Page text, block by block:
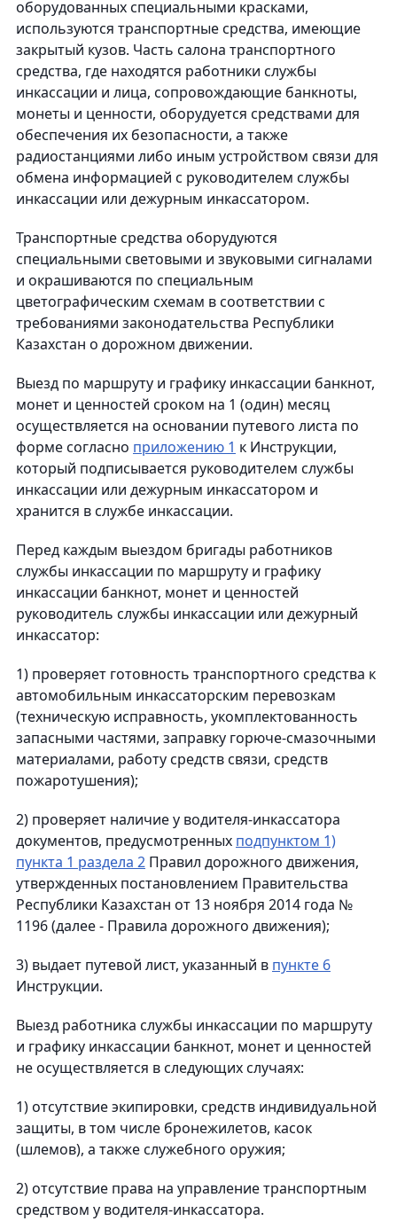
оборудованных специальными красками,
используются транспортные средства, имеющие
закрытый кузов. Часть салона транспортного
средства, где находятся работники службы
инкассации и лица, сопровождающие банкноты,
монеты и ценности, оборудуется средствами для
обеспечения их безопасности, а также
радиостанциями либо иным устройством связи для
обмена информацией с руководителем службы
инкассации или дежурным инкассатором.
Транспортные средства оборудуются
специальными световыми и звуковыми сигналами
и окрашиваются по специальным
цветографическим схемам в соответствии с
требованиями законодательства Республики
Казахстан о дорожном движении.
Выезд по маршруту и графику инкассации банкнот,
монет и ценностей сроком на 1 (один) месяц
осуществляется на основании путевого листа по
форме согласно приложению 1 к Инструкции,
который подписывается руководителем службы
инкассации или дежурным инкассатором и
хранится в службе инкассации.
Перед каждым выездом бригады работников
службы инкассации по маршруту и графику
инкассации банкнот, монет и ценностей
руководитель службы инкассации или дежурный
инкассатор:
1) проверяет готовность транспортного средства к
автомобильным инкассаторским перевозкам
(техническую исправность, укомплектованность
запасными частями, заправку горюче-смазочными
материалами, работу средств связи, средств
пожаротушения);
2) проверяет наличие у водителя-инкассатора
документов, предусмотренных подпунктом 1)
пункта 1 раздела 2 Правил дорожного движения,
утвержденных постановлением Правительства
Республики Казахстан от 13 ноября 2014 года №
1196 (далее - Правила дорожного движения);
3) выдает путевой лист, указанный в пункте 6
Инструкции.
Выезд работника службы инкассации по маршруту
и графику инкассации банкнот, монет и ценностей
не осуществляется в следующих случаях:
1) отсутствие экипировки, средств индивидуальной
защиты, в том числе бронежилетов, касок
(шлемов), а также служебного оружия;
2) отсутствие права на управление транспортным
средством у водителя-инкассатора.